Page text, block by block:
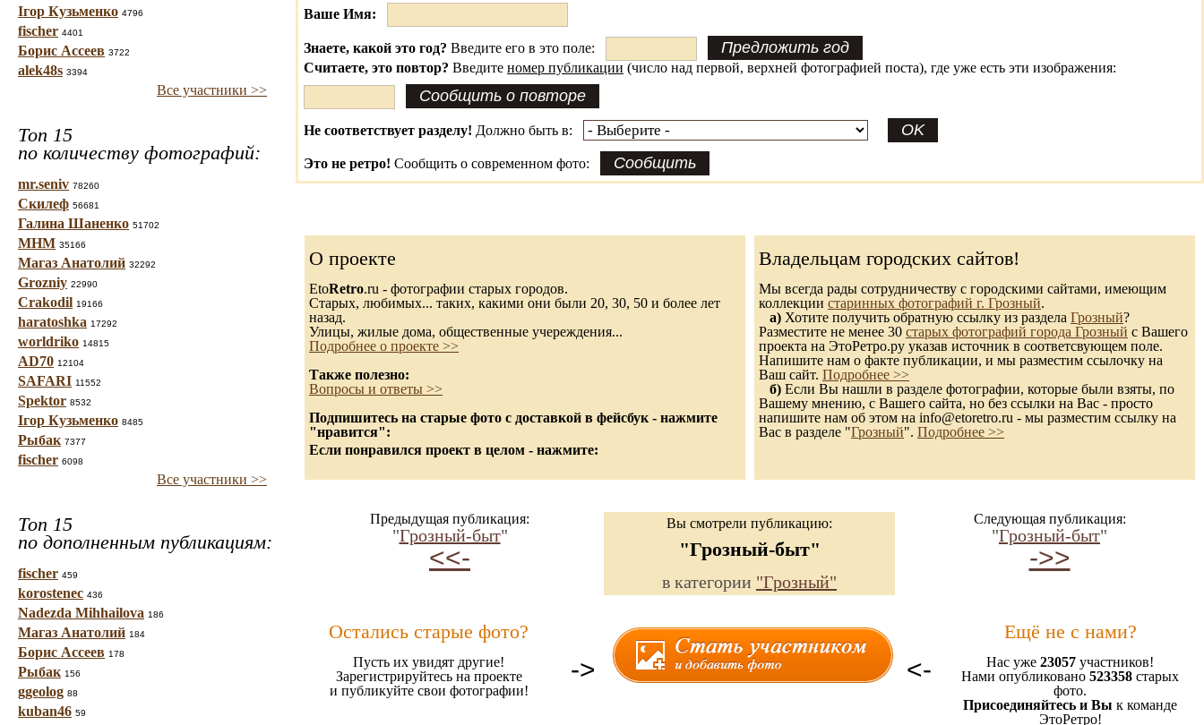
Ігор Кузьменко 4796
fischer 4401
Борис Ассеев 3722
alek48s 3394
Все участники >>
Топ 15
по количеству фотографий:
mr.seniv 78260
Скилеф 56681
Галина Шаненко 51702
МНМ 35166
Магаз Анатолий 32292
Grozniy 22990
Crakodil 19166
haratoshka 17292
worldriko 14815
AD70 12104
SAFARI 11552
Spektor 8532
Ігор Кузьменко 8485
Рыбак 7377
fischer 6098
Все участники >>
Топ 15
по дополненным публикациям:
fischer 459
korostenec 436
Nadezda Mihhailova 186
Магаз Анатолий 184
Борис Ассеев 178
Рыбак 156
ggeolog 88
kuban46 59
Ваше Имя:
Знаете, какой это год? Введите его в это поле:
Считаете, это повтор? Введите номер публикации (число над первой, верхней фотографией поста), где уже есть эти изображения:
Не соответствует разделу! Должно быть в:
Это не ретро! Сообщить о современном фото:
О проекте
EtoRetro.ru - фотографии старых городов.
Старых, любимых... таких, какими они были 20, 30, 50 и более лет
назад.
Улицы, жилые дома, общественные учереждения...
Подробнее о проекте >>
Также полезно:
Вопросы и ответы >>
Подпишитесь на старые фото с доставкой в фейсбук - нажмите
"нравится":
Если понравился проект в целом - нажмите:
Владельцам городских сайтов!
Мы всегда рады сотрудничеству с городскими сайтами, имеющим
коллекции старинных фотографий г. Грозный.
а) Хотите получить обратную ссылку из раздела Грозный?
Разместите не менее 30 старых фотографий города Грозный с Вашего
проекта на ЭтоРетро.ру указав источник в соответсвующем поле.
Напишите нам о факте публикации, и мы разместим ссылочку на
Ваш сайт. Подробнее >>
б) Если Вы нашли в разделе фотографии, которые были взяты, по
Вашему мнению, с Вашего сайта, но без ссылки на Вас - просто
напишите нам об этом на info@etoretro.ru - мы разместим ссылку на
Вас в разделе "Грозный". Подробнее >>
Предыдущая публикация:
"Грозный-быт"
<<-
Вы смотрели публикацию:
"Грозный-быт"
в категории "Грозный"
Следующая публикация:
"Грозный-быт"
->>
Остались старые фото?
Пусть их увидят другие!
Зарегистрируйтесь на проекте
и публикуйте свои фотографии!
-> <-
Ещё не с нами?
Нас уже 23057 участников!
Нами опубликовано 523358 старых
фото.
Присоединяйтесь и Вы к команде
ЭтоРетро!